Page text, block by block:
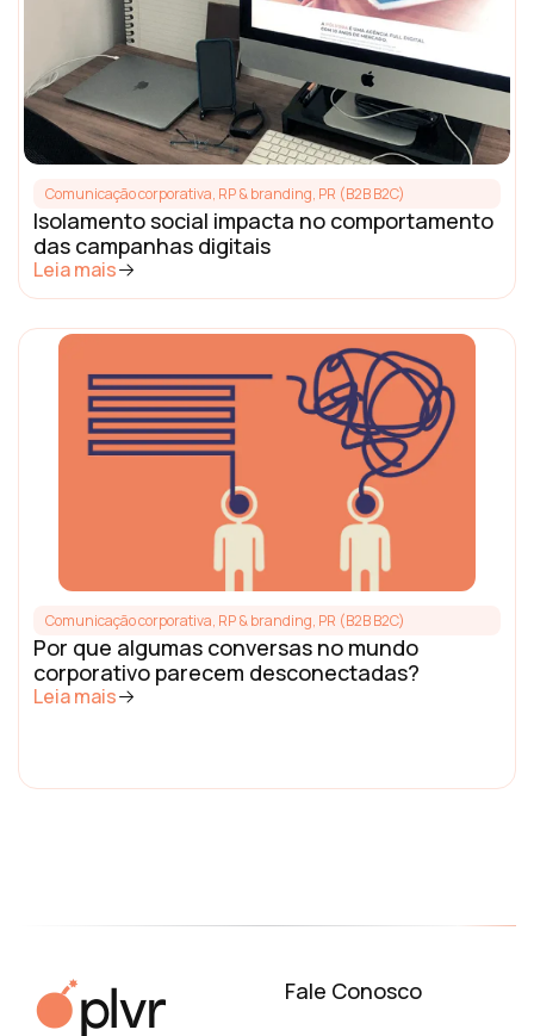
Comunicação corporativa, RP & branding, PR (B2B B2C)
Isolamento social impacta no comportamento
das campanhas digitais
Leia mais
Comunicação corporativa, RP & branding, PR (B2B B2C)
Por que algumas conversas no mundo
corporativo parecem desconectadas?
Leia mais
Fale Conosco